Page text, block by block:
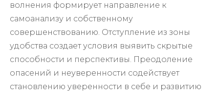
волнения формирует направление к
самоанализу и собственному
совершенствованию. Отступление из зоны
удобства создает условия выявить скрытые
способности и перспективы. Преодоление
опасений и неуверенности содействует
становлению уверенности в себе и развитию